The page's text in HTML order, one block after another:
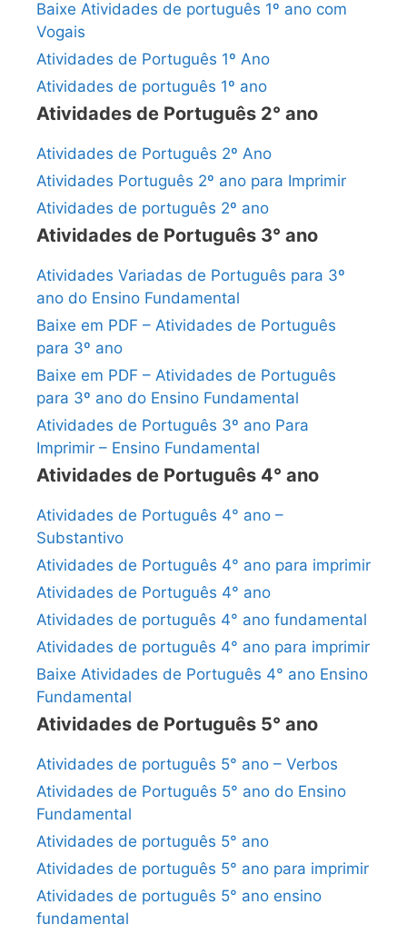
Baixe Atividades de português 1º ano com
Vogais
Atividades de Português 1º Ano
Atividades de português 1º ano
Atividades de Português 2° ano
Atividades de Português 2º Ano
Atividades Português 2º ano para Imprimir
Atividades de português 2º ano
Atividades de Português 3° ano
Atividades Variadas de Português para 3º
ano do Ensino Fundamental
Baixe em PDF – Atividades de Português
para 3º ano
Baixe em PDF – Atividades de Português
para 3º ano do Ensino Fundamental
Atividades de Português 3º ano Para
Imprimir – Ensino Fundamental
Atividades de Português 4° ano
Atividades de Português 4° ano –
Substantivo
Atividades de Português 4° ano para imprimir
Atividades de Português 4° ano
Atividades de português 4° ano fundamental
Atividades de português 4° ano para imprimir
Baixe Atividades de Português 4° ano Ensino
Fundamental
Atividades de Português 5° ano
Atividades de português 5° ano – Verbos
Atividades de Português 5° ano do Ensino
Fundamental
Atividades de português 5° ano
Atividades de português 5° ano para imprimir
Atividades de português 5° ano ensino
fundamental